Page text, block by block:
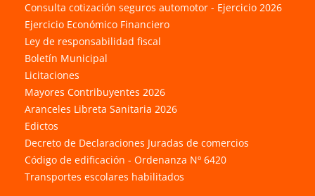
Consulta cotización seguros automotor - Ejercicio 2026
Ejercicio Económico Financiero
Ley de responsabilidad fiscal
Boletín Municipal
Licitaciones
Mayores Contribuyentes 2026
Aranceles Libreta Sanitaria 2026
Edictos
Decreto de Declaraciones Juradas de comercios
Código de edificación - Ordenanza Nº 6420
Transportes escolares habilitados